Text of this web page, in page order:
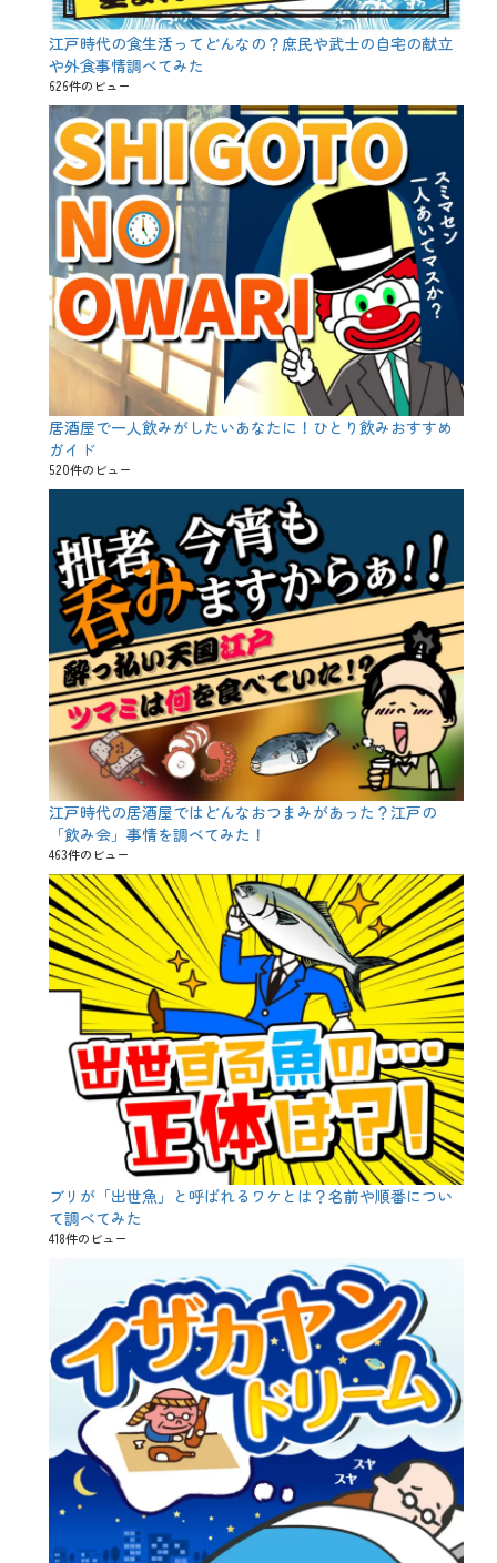
江戸時代の食生活ってどんなの？庶民や武士の自宅の献立
や外食事情調べてみた
626件のビュー
居酒屋で一人飲みがしたいあなたに！ひとり飲みおすすめ
ガイド
520件のビュー
江戸時代の居酒屋ではどんなおつまみがあった？江戸の
「飲み会」事情を調べてみた！
463件のビュー
ブリが「出世魚」と呼ばれるワケとは？名前や順番につい
て調べてみた
418件のビュー